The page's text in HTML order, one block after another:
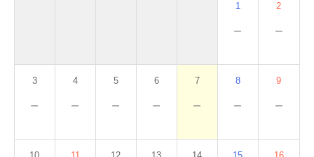
1
－
2
－
3
－
4
－
5
－
6
－
7
－
8
－
9
－